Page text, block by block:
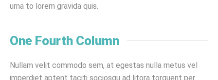
urna to lorem gravida quis.
One Fourth Column
Nullam velit commodo sem, at egestas nulla metus vel
imperdiet aptent taciti sociosqu ad litora torquent per